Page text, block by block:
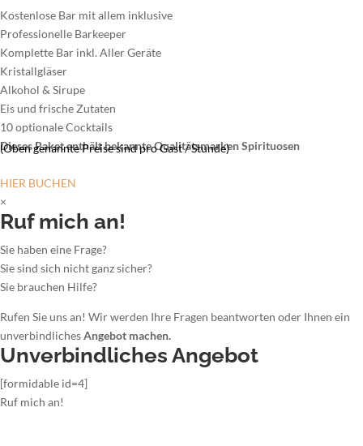
Kostenlose Bar mit allem inklusive
Professionelle Barkeeper
Komplette Bar inkl. Aller Geräte
Kristallgläser
Alkohol & Sirupe
Eis und frische Zutaten
10 optionale Cocktails
Dieses Paket enthält bekannte Qualitätsmarken Spirituosen
(Oben genannte Preise sind pro Gast / Stunde)
HIER BUCHEN
×
Ruf mich an!
Sie haben eine Frage?
Sie sind sich nicht ganz sicher?
Sie brauchen Hilfe?
Rufen Sie uns an! Wir werden Ihre Fragen beantworten oder Ihnen ein
unverbindlichesAngebot machen.
Unverbindliches Angebot
[formidable id=4]
Ruf mich an!